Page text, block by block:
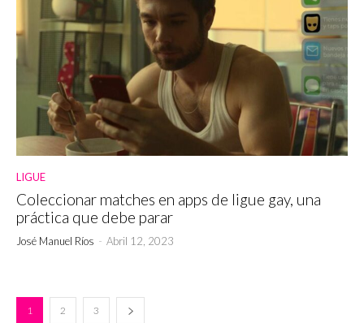
LIGUE
Coleccionar matches en apps de ligue gay, una
práctica que debe parar
José Manuel Ríos - Abril 12, 2023
1 2 3